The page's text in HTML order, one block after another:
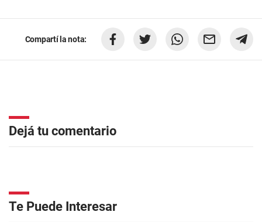
Compartí la nota:
Dejá tu comentario
Te Puede Interesar